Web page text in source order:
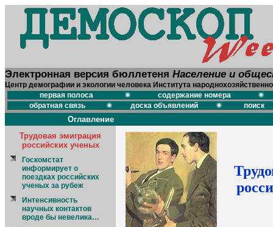
Электронная версия бюллетеня Население и
Центр демографии и экологии человека Института
первая полоса
содержание номера
обратная связь
доска объявлений поиск
Оглавление
Трудовая эмиграция
российских ученых
Госкомстат
информирует о
поездках российских
ученых за рубеж
Интенсивность
научных контактов
вроде бы невелика…